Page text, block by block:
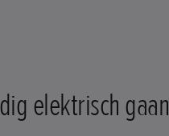
elektrisch gaan